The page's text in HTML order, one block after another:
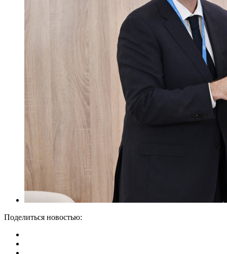
Поделиться новостью: